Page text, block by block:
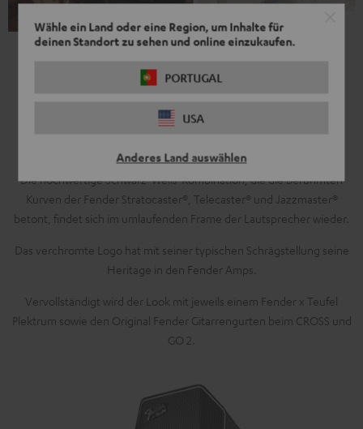
Wähle ein Land oder eine Region, um Inhalte für
deinen Standort zu sehen und online einzukaufen.
PORTUGAL
USA
Anderes Land auswählen
Modern Sound, Retro-Design
Die hochwertige Schwarz-Weiß-Kombination, die die berühmten
Kurven der Fender Stratocaster®, Telecaster® und Jazzmaster®
betont, findet sich im umlaufenden Frame der Lautsprecher wieder.
Das verchromte Logo hat mit seiner typischen Schrägstellung seine
Heritage in den Fender Amps.
Vervollständigt wird der Look mit jeweils einem Fender x Teufel
Plektrum sowie den Original Fender Gitarrengurten beim CROSS und
GO 2.